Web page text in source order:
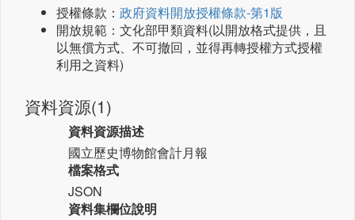
授權條款： 政府資料開放授權條款-第1版
開放規範：文化部甲類資料(以開放格式提供，且
以無償方式、不可撤回，並得再轉授權方式授權
利用之資料)
資料資源(1)
資料資源描述
國立歷史博物館會計月報
檔案格式
JSON
資料集欄位說明